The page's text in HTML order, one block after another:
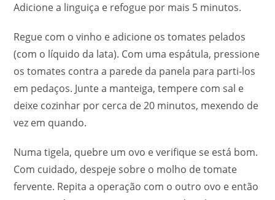
Adicione a linguiça e refogue por mais 5 minutos.
Regue com o vinho e adicione os tomates pelados
(com o líquido da lata). Com uma espátula, pressione
os tomates contra a parede da panela para parti-los
em pedaços. Junte a manteiga, tempere com sal e
deixe cozinhar por cerca de 20 minutos, mexendo de
vez em quando.
Numa tigela, quebre um ovo e verifique se está bom.
Com cuidado, despeje sobre o molho de tomate
fervente. Repita a operação com o outro ovo e então